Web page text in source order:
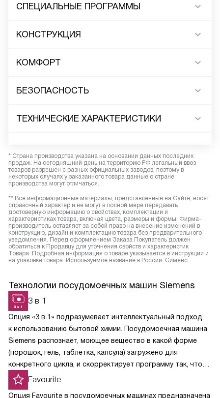
СПЕЦИАЛЬНЫЕ ПРОГРАММЫ
КОНСТРУКЦИЯ
КОМФОРТ
БЕЗОПАСНОСТЬ
ТЕХНИЧЕСКИЕ ХАРАКТЕРИСТИКИ
* Страна производства указана на основании данных последних
продаж. На сегодняшний день на территорию РФ легальный ввоз
товаров разрешен с разных официальных заводов, поэтому в
некоторых случаях у заказанного товара данные о стране
производства могут отличаться.
** Все информационные материалы, представленные на Сайте, носят
справочный характер и не могут в полной мере передавать
достоверную информацию о свойствах, комплектации и
характеристиках товара, включая цвета, размеры и формы. Фирма-
производитель оставляет за собой право на внесение изменений в
конструкцию, дизайн и комплектацию товара без предварительного
уведомления. Перед оформлением Заказа Покупатель должен
обратиться к Продавцу для уточнения свойств и характеристик
Товара. Подробная информация о товаре указывается в инструкции и
на упаковке товара. Используемое название в России: Сименс
Технологии посудомоечных машин Siemens
3 в 1
Опция «3 в 1» подразумевает интеллектуальный подход
к использованию бытовой химии. Посудомоечная машина
Siemens распознает, моющее вещество в какой форме
(порошок, гель, таблетка, капсула) загружено для
конкретного цикла, и скорректирует программу так, чтобы
химические вещества растворялись постепенно
Favourite
Опция Favourite в посудомоечных машинах предназначена